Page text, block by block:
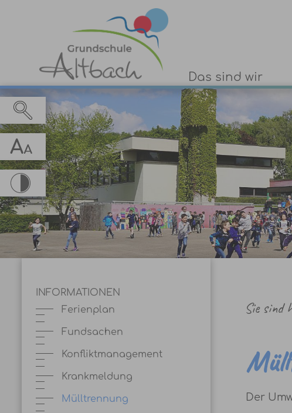
Das sind wir
INFORMATIONEN
Ferienplan
Fundsachen
Konfliktmanagement
Krankmeldung
Mülltrennung
Sie sind
Der